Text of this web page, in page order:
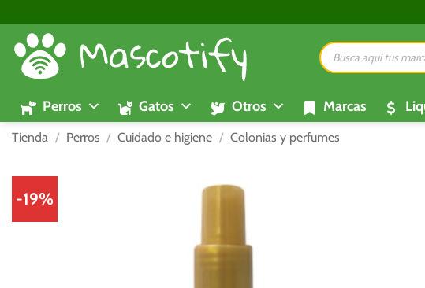
al
contenido
Búsqueda
de
productos
Perros Gatos Otros Marcas
Tienda / Perros / Cuidado e higiene / Colonias y perfumes
-19%